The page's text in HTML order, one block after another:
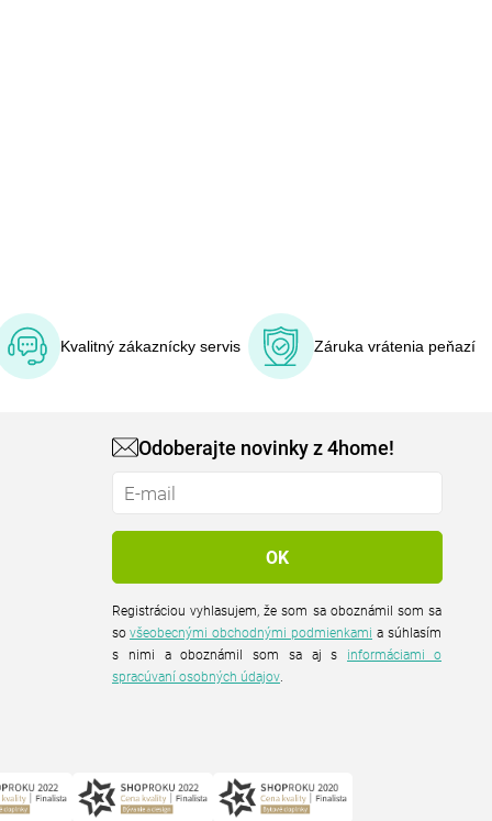
Kvalitný zákaznícky servis Záruka vrátenia peňazí
Odoberajte novinky z 4home!
Registráciou vyhlasujem, že som sa oboznámil som sa
sovšeobecnými obchodnými podmienkami a súhlasím
s nimi a oboznámil som sa aj s informáciami o
spracúvaní osobných údajov.